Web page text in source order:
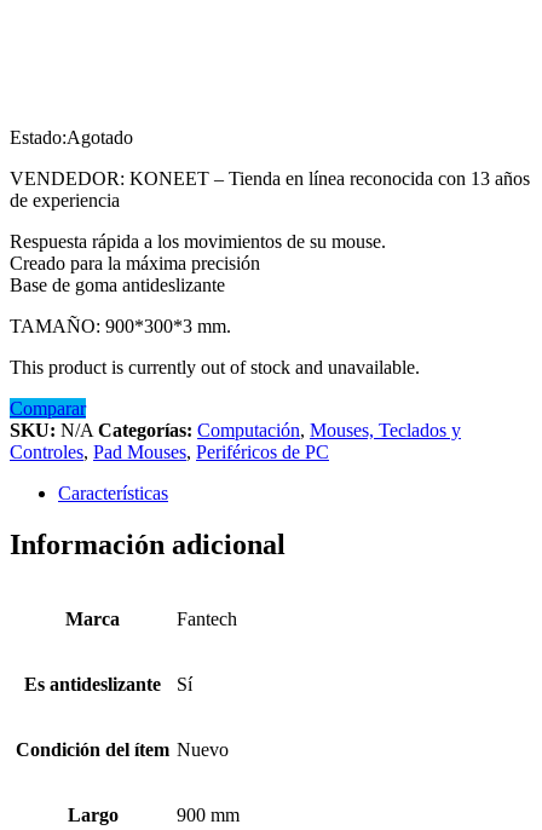
Estado:Agotado
VENDEDOR: KONEET – Tienda en línea reconocida con 13 años
de experiencia
Respuesta rápida a los movimientos de su mouse.
Creado para la máxima precisión
Base de goma antideslizante
TAMAÑO: 900*300*3 mm.
This product is currently out of stock and unavailable.
Comparar
SKU: N/A Categorías: Computación, Mouses, Teclados y
Controles, Pad Mouses, Periféricos de PC
Características
Información adicional
Marca Fantech
Es antideslizante Sí
Condición del ítem Nuevo
Largo 900 mm